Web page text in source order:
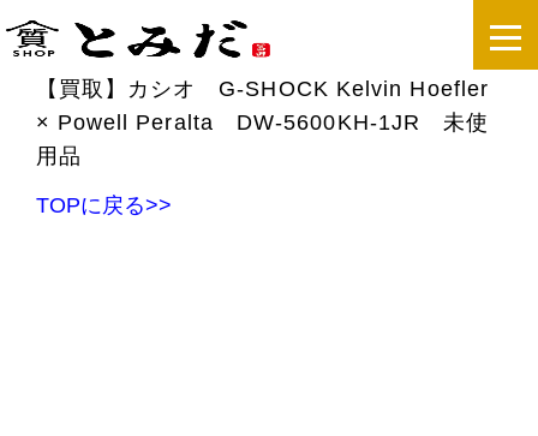
【買取】カシオ G-SHOCK Kelvin Hoefler
× Powell Peralta DW-5600KH-1JR 未使
用品
TOPに戻る>>